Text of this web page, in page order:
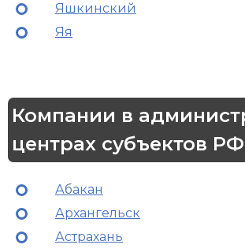
Яшкинский
Яя
Компании в
центрах субъектов РФ
Абакан
Архангельск
Астрахань